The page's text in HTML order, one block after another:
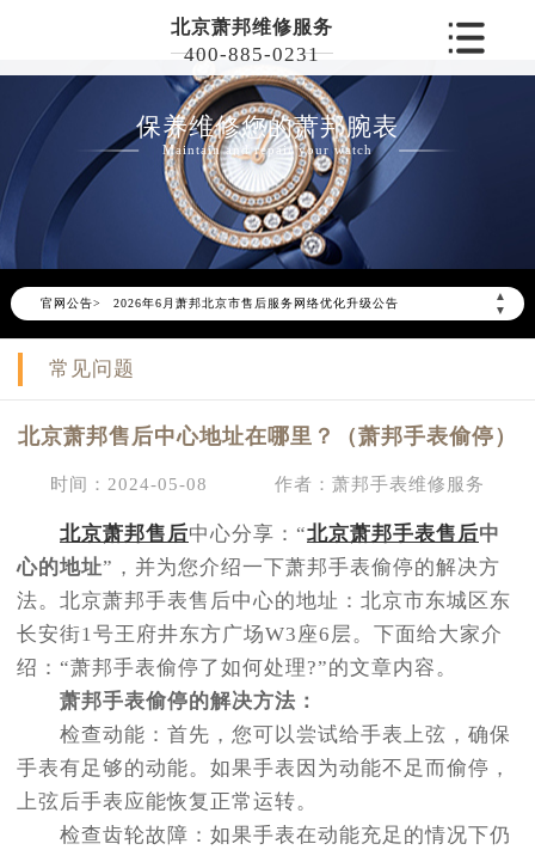
北京萧邦维修服务
400-885-0231
保养维修您的萧邦腕表
Maintain and repair your watch
官网公告>
▲
▼
2026年6月萧邦北京市售后服务网络优化升级公告
2026年6月北京市萧邦官方售后客户服务热线：400-885-0231
2026年6月萧邦售后服务中心最新网点地址：
北京市朝阳区建国门外大街甲6号华熙国际中心写字楼D座11层1102室（需提前预约）
节假日正常营业！
常见问题
北京萧邦售后中心地址在哪里？（萧邦手表偷停）
时间：2024-05-08 作者：萧邦手表维修服务
北京萧邦售后中心分享：“北京萧邦手表售后中
心的地址”，并为您介绍一下萧邦手表偷停的解决方
法。北京萧邦手表售后中心的地址：北京市东城区东
长安街1号王府井东方广场W3座6层。下面给大家介
绍：“萧邦手表偷停了如何处理?”的文章内容。
萧邦手表偷停的解决方法：
检查动能：首先，您可以尝试给手表上弦，确保
手表有足够的动能。如果手表因为动能不足而偷停，
上弦后手表应能恢复正常运转。
检查齿轮故障：如果手表在动能充足的情况下仍